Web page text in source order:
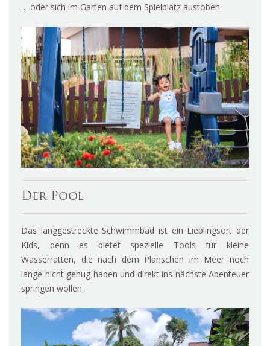
… oder sich im Garten auf dem Spielplatz austoben.
Der Pool
Das langgestreckte Schwimmbad ist ein Lieblingsort der
Kids, denn es bietet spezielle Tools für kleine
Wasserratten, die nach dem Planschen im Meer noch
lange nicht genug haben und direkt ins nächste Abenteuer
springen wollen.